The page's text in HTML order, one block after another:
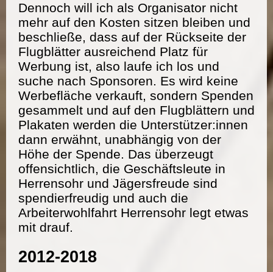
Dennoch will ich als Organisator nicht
mehr auf den Kosten sitzen bleiben und
beschließe, dass auf der Rückseite der
Flugblätter ausreichend Platz für
Werbung ist, also laufe ich los und
suche nach Sponsoren. Es wird keine
Werbefläche verkauft, sondern Spenden
gesammelt und auf den Flugblättern und
Plakaten werden die Unterstützer:innen
dann erwähnt, unabhängig von der
Höhe der Spende. Das überzeugt
offensichtlich, die Geschäftsleute in
Herrensohr und Jägersfreude sind
spendierfreudig und auch die
Arbeiterwohlfahrt Herrensohr legt etwas
mit drauf.
2012-2018